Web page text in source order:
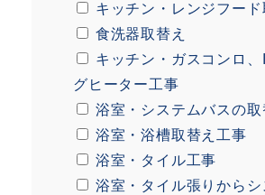
キッチン・レンジフード
食洗器取替え
キッチン・ガスコンロ
グヒーター工事
浴室・システムバスの取
浴室・浴槽取替え工事
浴室・タイル工事
浴室・タイル張りからシ